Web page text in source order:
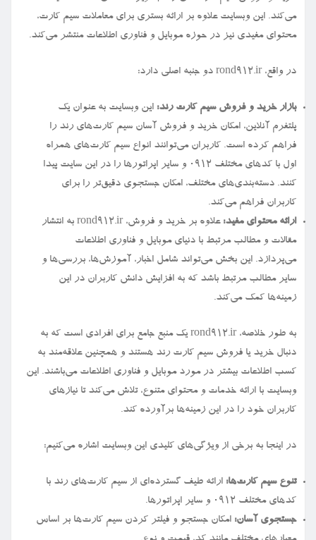
می‌کند. این وبسایت علاوه بر ارائه بستری برای معاملات سیم کارت،
محتوای مفیدی نیز در حوزه موبایل و فناوری اطلاعات منتشر می‌کند.
در واقع، rond912.ir دو جنبه اصلی دارد:
بازار خرید و فروش سیم کارت رند: این وبسایت به عنوان یک
پلتفرم آنلاین، امکان خرید و فروش آسان سیم کارت‌های رند را
فراهم کرده است. کاربران می‌توانند انواع سیم کارت‌های همراه
اول با کدهای مختلف ۰۹۱۲ و سایر اپراتورها را در این سایت پیدا
کنند. دسته‌بندی‌های مختلف، امکان جستجوی دقیق‌تر را برای
کاربران فراهم می‌کند.
ارائه محتوای مفید:
علاوه بر خرید و فروش، rond912.ir به انتشار
مقالات و مطالب مرتبط با دنیای موبایل و فناوری اطلاعات
می‌پردازد. این بخش می‌تواند شامل اخبار، آموزش‌ها، بررسی‌ها و
سایر مطالب مرتبط باشد که به افزایش دانش کاربران در این
زمینه‌ها کمک می‌کند.
به طور خلاصه، rond912.ir یک منبع جامع برای افرادی است که به
دنبال خرید یا فروش سیم کارت رند هستند و همچنین علاقه‌مند به
کسب اطلاعات بیشتر در مورد موبایل و فناوری اطلاعات می‌باشند. این
وبسایت با ارائه خدمات و محتوای متنوع، تلاش می‌کند تا نیازهای
کاربران خود را در این زمینه‌ها برآورده کند.
در اینجا به برخی از ویژگی‌های کلیدی این وبسایت اشاره می‌کنیم:
تنوع سیم کارت‌ها: ارائه طیف گسترده‌ای از سیم کارت‌های رند با
کدهای مختلف ۰۹۱۲ و سایر اپراتورها.
جستجوی آسان: امکان جستجو و فیلتر کردن سیم کارت‌ها بر اساس